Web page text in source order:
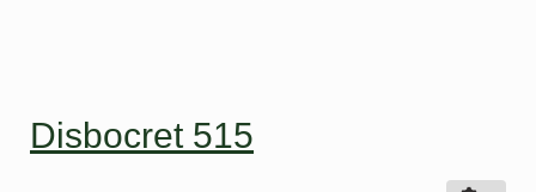
Disbocret 515